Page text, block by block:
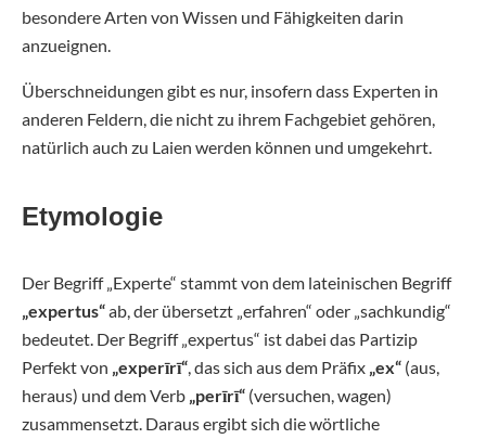
besondere Arten von Wissen und Fähigkeiten darin
anzueignen.
Überschneidungen gibt es nur, insofern dass Experten in
anderen Feldern, die nicht zu ihrem Fachgebiet gehören,
natürlich auch zu Laien werden können und umgekehrt.
Etymologie
Der Begriff „Experte“ stammt von dem lateinischen Begriff
„expertus“ab, der übersetzt „erfahren“ oder „sachkundig“
bedeutet. Der Begriff „expertus“ ist dabei das Partizip
Perfekt von „experīrī“, das sich aus dem Präfix „ex“ (aus,
heraus) und dem Verb „perīrī“ (versuchen, wagen)
zusammensetzt. Daraus ergibt sich die wörtliche